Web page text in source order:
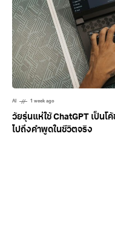
AI 1 week ago
วัยรุ่นแห่ใช้ ChatGPT เป็น
ไปถึงคำพูดในชีวิตจริง